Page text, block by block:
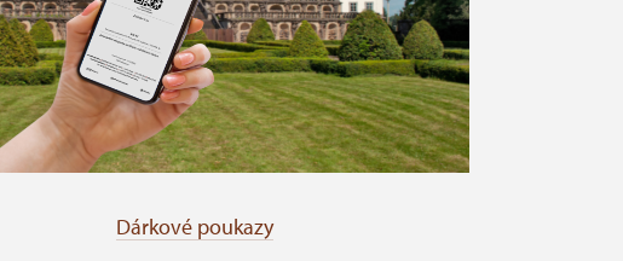
Dárkové poukazy